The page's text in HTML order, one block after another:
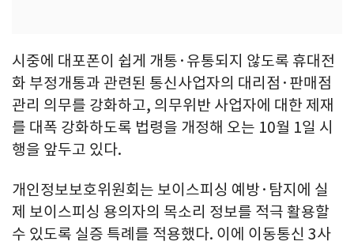
시중에 대포폰이 쉽게 개통·유통되지 않도록 휴대전
화 부정개통과 관련된 통신사업자의 대리점·판매점
관리 의무를 강화하고, 의무위반 사업자에 대한 제재
를 대폭 강화하도록 법령을 개정해 오는 10월 1일 시
행을 앞두고 있다.
개인정보보호위원회는 보이스피싱 예방·탐지에 실
제 보이스피싱 용의자의 목소리 정보를 적극 활용할
수 있도록 실증 특례를 적용했다. 이에 이동통신 3사